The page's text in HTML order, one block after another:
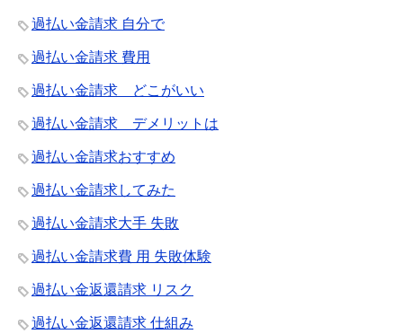
過払い金請求 自分で
過払い金請求 費用
過払い金請求 どこがいい
過払い金請求 デメリットは
過払い金請求おすすめ
過払い金請求してみた
過払い金請求大手 失敗
過払い金請求費 用 失敗体験
過払い金返還請求 リスク
過払い金返還請求 仕組み